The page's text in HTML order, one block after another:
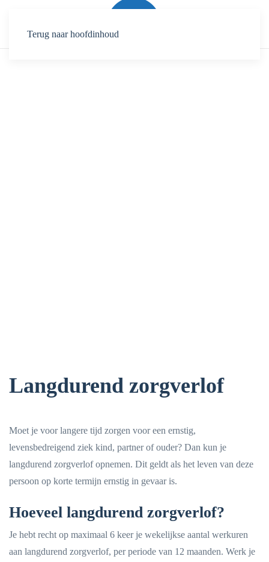
Terug naar hoofdinhoud
Langdurend zorgverlof
Moet je voor langere tijd zorgen voor een ernstig,
levensbedreigend ziek kind, partner of ouder? Dan kun je
langdurend zorgverlof opnemen. Dit geldt als het leven van deze
persoon op korte termijn ernstig in gevaar is.
Hoeveel langdurend zorgverlof?
Je hebt recht op maximaal 6 keer je wekelijkse aantal werkuren
aan langdurend zorgverlof, per periode van 12 maanden. Werk je